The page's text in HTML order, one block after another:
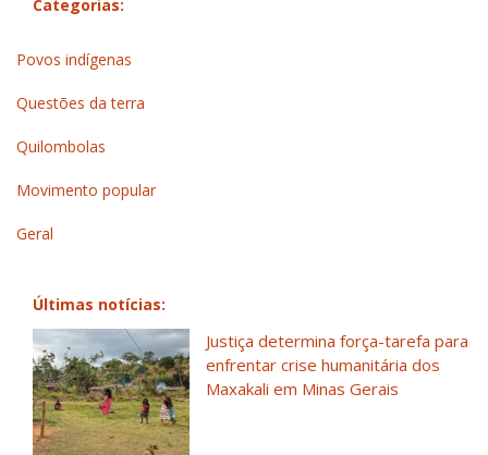
Categorias:
Povos indígenas
Questões da terra
Quilombolas
Movimento popular
Geral
Últimas notícias:
Justiça determina força-tarefa para
enfrentar crise humanitária dos
Maxakali em Minas Gerais